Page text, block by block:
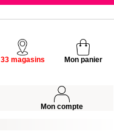
33 magasins Mon panier
Mon compte